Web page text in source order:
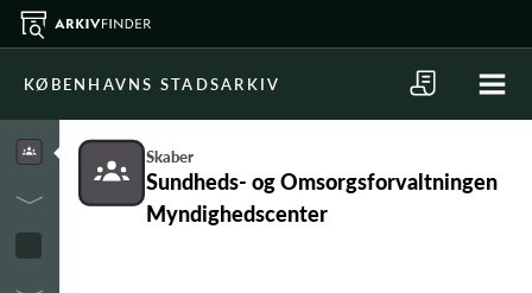
KØBENHAVNS STADSARKIV
Skaber
Sundheds- og Omsorgsforvaltningen
Myndighedscenter